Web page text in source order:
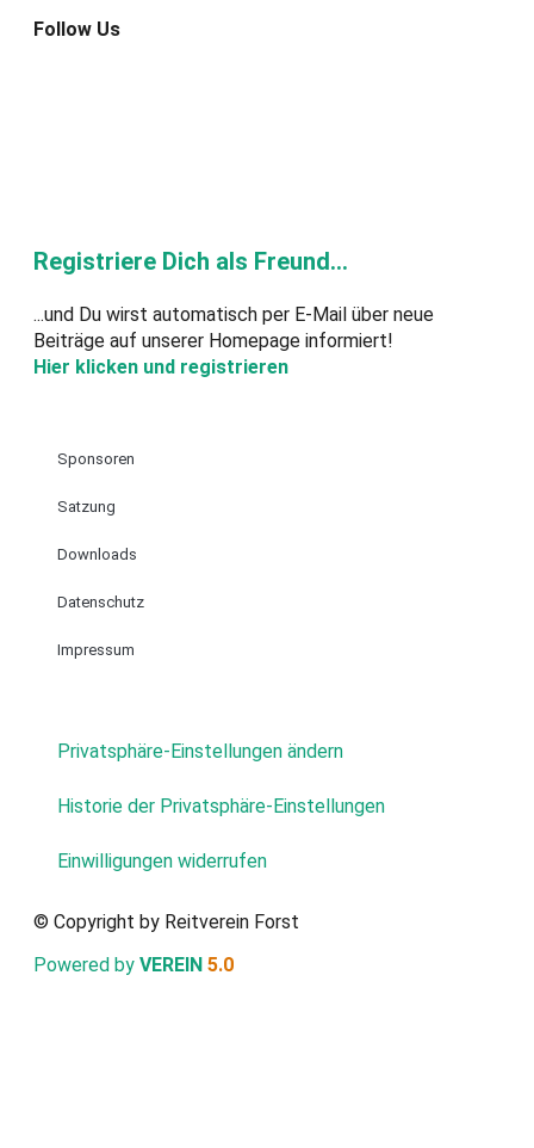
Follow Us
Registriere Dich als Freund...
...und Du wirst automatisch per E-Mail über neue
Beiträge auf unserer Homepage informiert!
Hier klicken und registrieren
Sponsoren
Satzung
Downloads
Datenschutz
Impressum
Privatsphäre-Einstellungen ändern
Historie der Privatsphäre-Einstellungen
Einwilligungen widerrufen
© Copyright by Reitverein Forst
Powered by VEREIN 5.0